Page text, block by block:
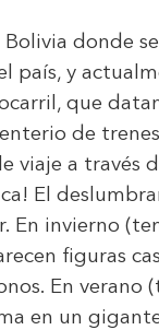
donde
país, y
que
de
viaje a través
El
En invierno
figuras
En
en un